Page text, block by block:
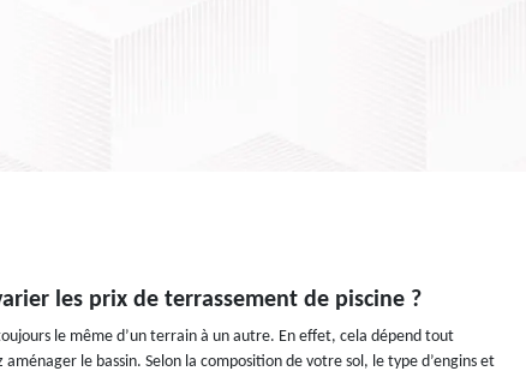
les prix de terrassement de piscine ?
le même d’un terrain à un autre. En effet, cela dépend tout
aménager le bassin. Selon la composition de votre sol, le type d’engins et